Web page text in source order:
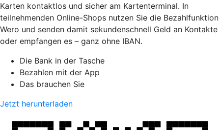
Karten kontaktlos und sicher am Kartenterminal. In
teilnehmenden Online-Shops nutzen Sie die Bezahlfunktion
Wero und senden damit sekundenschnell Geld an Kontakte
oder empfangen es – ganz ohne IBAN.
Die Bank in der Tasche
Bezahlen mit der App
Das brauchen Sie
Jetzt herunterladen